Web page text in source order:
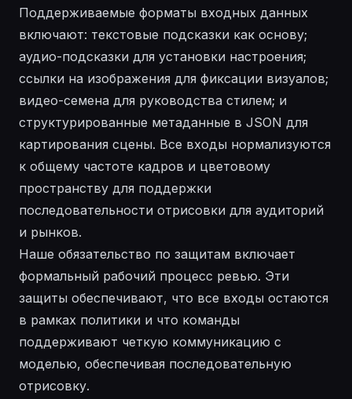
Поддерживаемые форматы входных данных
включают: текстовые подсказки как основу;
аудио-подсказки для установки настроения;
ссылки на изображения для фиксации визуалов;
видео-семена для руководства стилем; и
структурированные метаданные в JSON для
картирования сцены. Все входы нормализуются
к общему частоте кадров и цветовому
пространству для поддержки
последовательности отрисовки для аудиторий
и рынков.
Наше обязательство по защитам включает
формальный рабочий процесс ревью. Эти
защиты обеспечивают, что все входы остаются
в рамках политики и что команды
поддерживают четкую коммуникацию с
моделью, обеспечивая последовательную
отрисовку.